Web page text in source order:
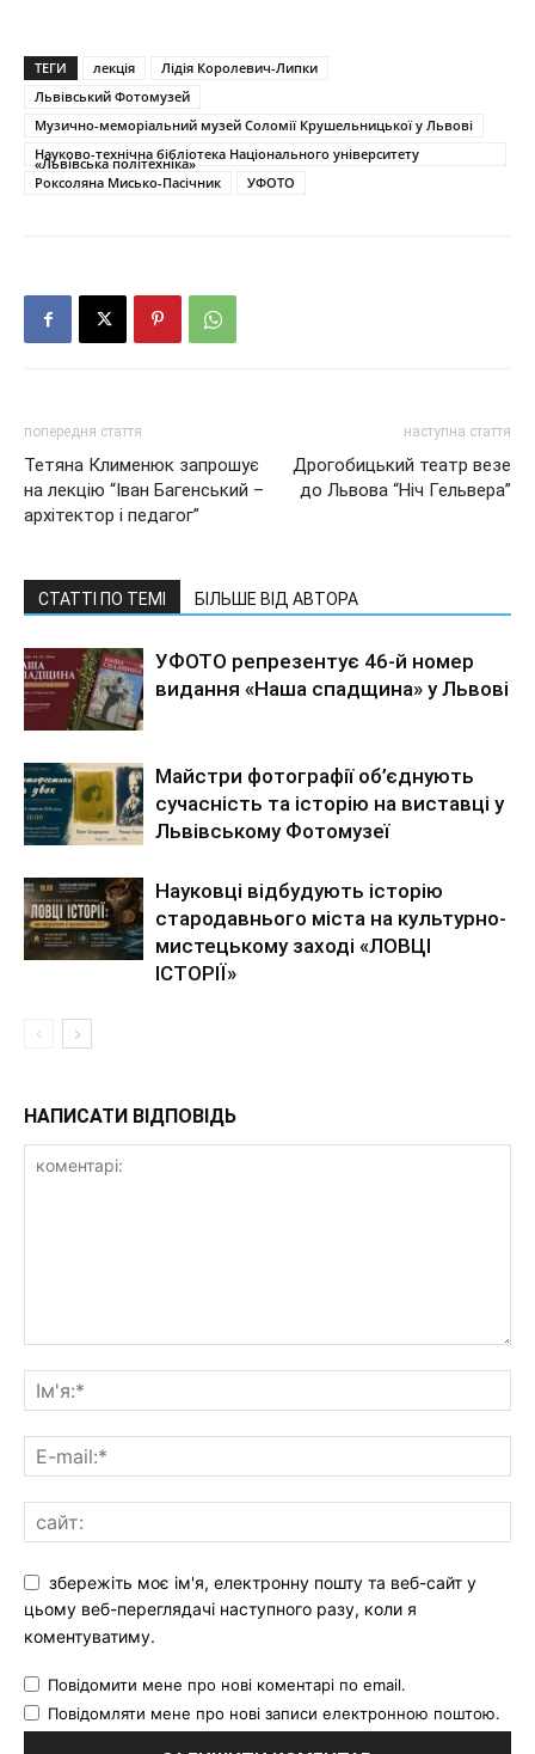
ТЕГИ лекція
Лідія Королевич-Липки
Львівський Фотомузей
Музично-меморіальний музей Соломії Крушельницької у Львові
Науково-технічна бібліотека Національного університету
«Львівська політехніка»
Роксоляна Мисько-Пасічник
УФОТО
попередня стаття
Тетяна Клименюк запрошує
на лекцію “Іван Багенський –
архітектор і педагог”
наступна стаття
Дрогобицький театр везе
до Львова “Ніч Гельвера”
СТАТТІ ПО ТЕМІ БІЛЬШЕ ВІД АВТОРА
УФОТО репрезентує 46-й номер
видання «Наша спадщина» у Львові
Майстри фотографії об’єднують
сучасність та історію на виставці у
Львівському Фотомузеї
Науковці відбудують історію
стародавнього міста на культурно-
мистецькому заході «ЛОВЦІ
ІСТОРІЇ»
НАПИСАТИ ВІДПОВІДЬ
збережіть моє ім'я, електронну пошту та веб-сайт у
цьому веб-переглядачі наступного разу, коли я
коментуватиму.
Повідомити мене про нові коментарі по email.
Повідомляти мене про нові записи електронною поштою.